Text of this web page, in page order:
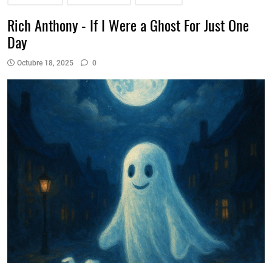
Rich Anthony - If I Were a Ghost For Just One
Day
Octubre 18, 2025 0